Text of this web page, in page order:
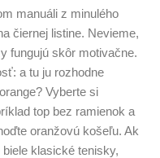
manuáli z minulého
čiernej listine. Nevieme,
fungujú skôr motivačne.
a tu ju rozhodne
Vyberte si
top bez ramienok a
oranžovú košeľu. Ak
klasické tenisky,